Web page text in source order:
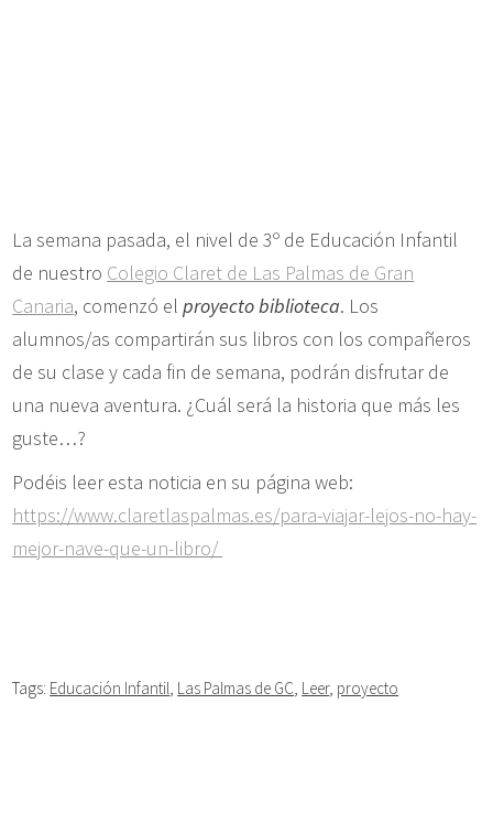
La semana pasada, el nivel de 3º de Educación Infantil
de nuestro Colegio Claret de Las Palmas de Gran
Canaria, comenzó elproyecto biblioteca. Los
alumnos/as compartirán sus libros con los compañeros
de su clase y cada fin de semana, podrán disfrutar de
una nueva aventura. ¿Cuál será la historia que más les
guste…?
Podéis leer esta noticia en su página web:
https://www.claretlaspalmas.es/para-viajar-lejos-no-hay-
mejor-nave-que-un-libro/
Tags: Educación Infantil, Las Palmas de GC, Leer, proyecto